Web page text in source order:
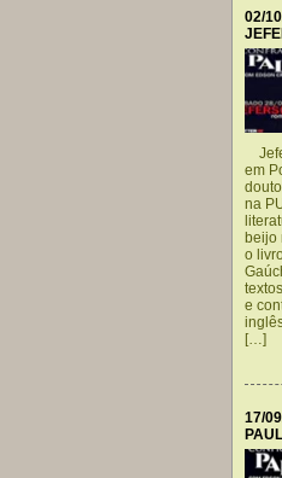
02/
em
na
beijo
o
e
[…]
17/